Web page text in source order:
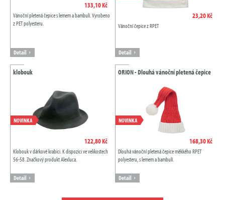
133,10 Kč
Vánoční pletená čepice s lemem a bambulí. Vyrobeno
z PET polyesteru.
Detail
23,20 Kč
Vánoční čepice z RPET
Detail
klobouk
NOVINKA
122,80 Kč
Klobouk v dárkové krabici. K dispozici ve velikostech
56-58. Značkový produkt Alexluca.
Detail
ORION - Dlouhá vánoční pletená čepice
NOVINKA
168,30 Kč
Dlouhá vánoční pletená čepice měkkého RPET
polyesteru, s lemem a bambulí.
Detail